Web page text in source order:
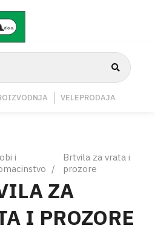
Navigation
VELEPRODAJA
i
Brtvila za vrata i
prozore
ZA
I PROZORE